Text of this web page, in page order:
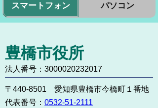
スマートフォン パソコン
豊橋市役所
法人番号：3000020232017
〒440-8501 愛知県豊橋市今橋町１番地
代表番号： 0532-51-2111